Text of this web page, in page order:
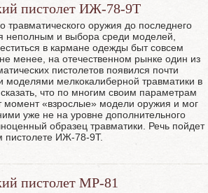
пистолет ИЖ-78-9Т
травматического оружия до последнего
неполным и выбора среди моделей,
в кармане одежды быт совсем
менее, на отечественном рынке один из
пистолетов появился почти
моделями мелкокалиберной травматики в
что по многим своим параметрам
момент «взрослые» модели оружия и мог
уже не на уровне дополнительного
образец травматики. Речь пойдет
пистолете ИЖ-78-9Т.
пистолет МР-81